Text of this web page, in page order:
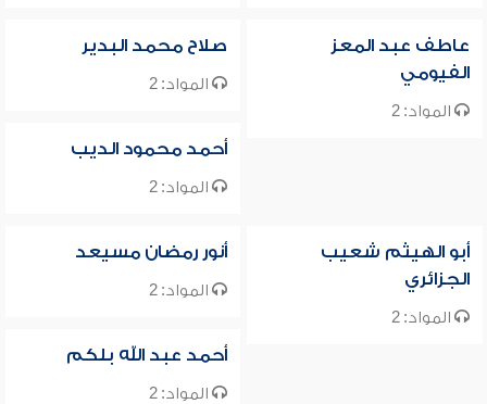
عاطف عبد المعز
الفيومي
المواد: 2
صلاح محمد البدير
المواد: 2
أحمد محمود الديب
المواد: 2
أبو الهيثم شعيب
الجزائري
المواد: 2
أنور رمضان مسيعد
المواد: 2
أحمد عبد الله بلكم
المواد: 2